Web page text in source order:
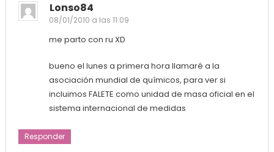
Lonso84
08/01/2010 a las 11:09
me parto con ru XD
bueno el lunes a primera hora llamaré a la
asociación mundial de químicos, para ver si
incluimos FALETE como unidad de masa oficial en el
sistema internacional de medidas
Responder